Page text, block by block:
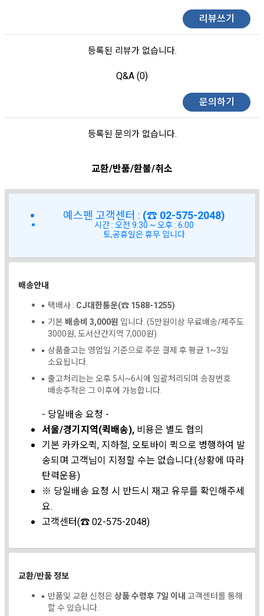
리뷰쓰기
등록된 리뷰가 없습니다.
Q&A (0)
문의하기
등록된 문의가 없습니다.
교환/반품/환불/취소
예스펜 고객센터 : (☎ 02-575-2048)
시간 : 오전 9:30 ~ 오후 : 6:00
토,공휴일은 휴무 입니다
배송안내
택배사 : CJ대한통운(☎ 1588-1255)
기본 배송비 3,000원 입니다. (5만원이상 무료배송/제주도
3000원, 도서산간지역 7,000원)
상품출고는 영업일 기준으로 주문 결제 후 평균 1~3일
소요됩니다.
출고처리는는 오후 5시~6시에 일괄처리되며 송장번호
배송추적은 그 이후에 가능합니다.
- 당일배송 요청 -
서울/경기지역(퀵배송), 비용은 별도 협의
기본 카카오퀵, 지하철, 오토바이 퀵으로 병행하여 발
송되며 고객님이 지정할 수는 없습니다.(상황에 따라
탄력운용)
※ 당일배송 요청 시 반드시 재고 유무를 확인해주세
요.
고객센터(☎ 02-575-2048)
교환/반품 정보
반품및 교환 신청은상품 수령후 7일 이내고객센터를 통해
할 수 있습니다.